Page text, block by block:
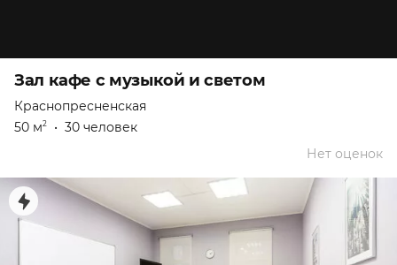
Зал кафе с музыкой и светом
Краснопресненская
50 м2 • 30 человек
Нет оценок